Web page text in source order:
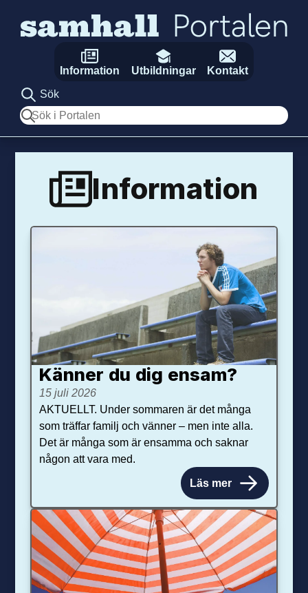
Information Utbildningar
Kontakt
Sök
Sök
Information
Känner du dig ensam?
15 juli 2026
AKTUELLT. Under sommaren är det många
som träffar familj och vänner – men inte alla.
Det är många som är ensamma och saknar
någon att vara med.
Läs mer